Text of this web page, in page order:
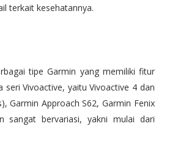
terkait kesehatannya.
tipe Garmin yang memiliki fitur
Vivoactive, yaitu Vivoactive 4 dan
Garmin Approach S62, Garmin Fenix
sangat bervariasi, yakni mulai dari